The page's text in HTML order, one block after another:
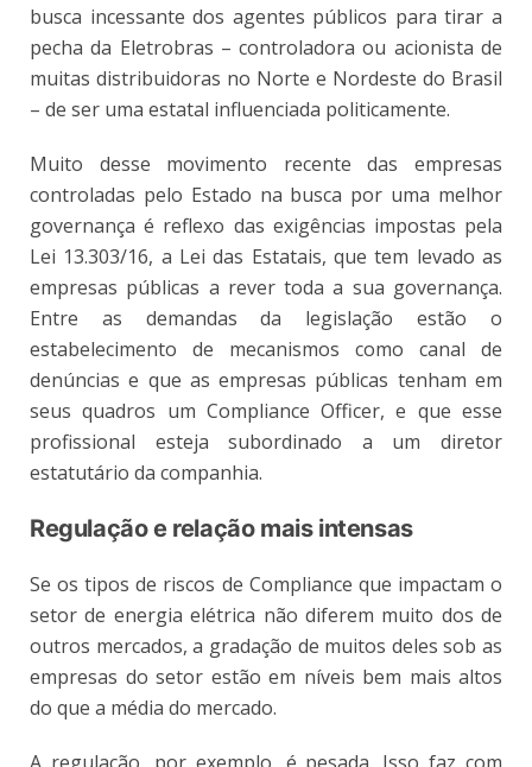
busca incessante dos agentes públicos para tirar a
pecha da Eletrobras – controladora ou acionista de
muitas distribuidoras no Norte e Nordeste do Brasil
– de ser uma estatal influenciada politicamente.
Muito desse movimento recente das empresas
controladas pelo Estado na busca por uma melhor
governança é reflexo das exigências impostas pela
Lei 13.303/16, a Lei das Estatais, que tem levado as
empresas públicas a rever toda a sua governança.
Entre as demandas da legislação estão o
estabelecimento de mecanismos como canal de
denúncias e que as empresas públicas tenham em
seus quadros um Compliance Officer, e que esse
profissional esteja subordinado a um diretor
estatutário da companhia.
Regulação e relação mais intensas
Se os tipos de riscos de Compliance que impactam o
setor de energia elétrica não diferem muito dos de
outros mercados, a gradação de muitos deles sob as
empresas do setor estão em níveis bem mais altos
do que a média do mercado.